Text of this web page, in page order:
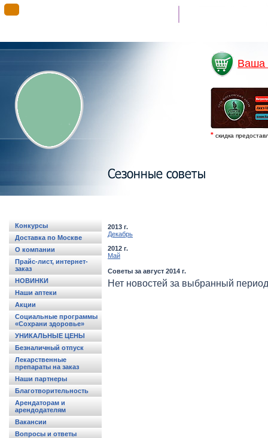
Конкурсы
Доставка по Москве
О компании
Прайс-лист, интернет-
заказ
НОВИНКИ
Наши аптеки
Акции
Социальные программы
«Сохрани здоровье»
УНИКАЛЬНЫЕ ЦЕНЫ
Безналичный отпуск
Лекарственные
препараты на заказ
Наши партнеры
Благотворительность
Арендаторам и
арендодателям
Вакансии
Вопросы и ответы
Ваша
* скидка
2013 г.
Декабрь
2012 г.
Май
Советы за август 2014 г.
Нет новостей за выбранный